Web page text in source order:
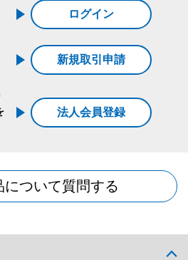
ログイン
新規取引申請
法人会員登録
について質問する